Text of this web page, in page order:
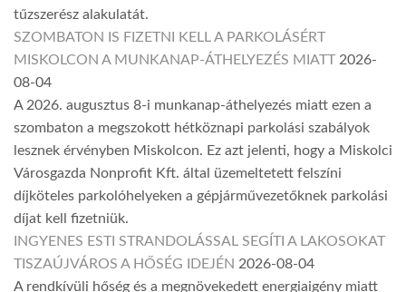
tűzszerész alakulatát.
SZOMBATON IS FIZETNI KELL A PARKOLÁSÉRT
MISKOLCON A MUNKANAP-ÁTHELYEZÉS MIATT 2026-
08-04
A 2026. augusztus 8-i munkanap-áthelyezés miatt ezen a
szombaton a megszokott hétköznapi parkolási szabályok
lesznek érvényben Miskolcon. Ez azt jelenti, hogy a Miskolci
Városgazda Nonprofit Kft. által üzemeltetett felszíni
díjköteles parkolóhelyeken a gépjárművezetőknek parkolási
díjat kell fizetniük.
INGYENES ESTI STRANDOLÁSSAL SEGÍTI A LAKOSOKAT
TISZAÚJVÁROS A HŐSÉG IDEJÉN 2026-08-04
A rendkívüli hőség és a megnövekedett energiaigény miatt